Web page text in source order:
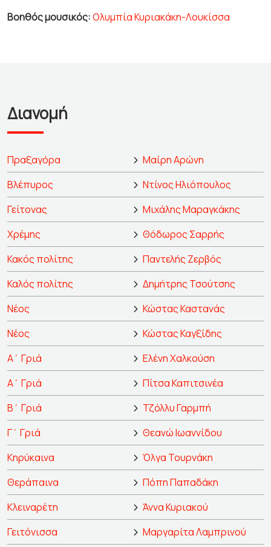
Βοηθός μουσικός:Ολυμπία Κυριακάκη-Λουκίσσα
Διανομή
Πραξαγόρα
Μαίρη Αρώνη
Βλέπυρος
Ντίνος Ηλιόπουλος
Γείτονας
Μιχάλης Μαραγκάκης
Χρέμης
Θόδωρος Σαρρής
Κακός πολίτης
Παντελής Ζερβός
Καλός πολίτης
Δημήτρης Τσούτσης
Νέος
Κώστας Καστανάς
Νέος
Κώστας Καγξίδης
Α΄ Γριά
Ελένη Χαλκούση
Α΄ Γριά
Πίτσα Καπιτσινέα
Β΄ Γριά
Τζόλλυ Γαρμπή
Γ΄ Γριά
Θεανώ Ιωαννίδου
Κηρύκαινα
Όλγα Τουρνάκη
Θεράπαινα
Πόπη Παπαδάκη
Κλειναρέτη
Άννα Κυριακού
Γειτόνισσα
Μαργαρίτα Λαμπρινού